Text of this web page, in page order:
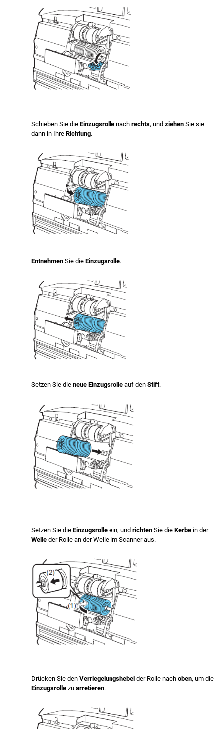
Schieben Sie dieEinzugsrollenachrechts, undziehenSie sie
dann in IhreRichtung.
EntnehmenSie dieEinzugsrolle.
Setzen Sie dieneue Einzugsrolleauf denStift.
Setzen Sie dieEinzugsrolleein, undrichtenSie dieKerbe in der
Welleder Rolle an der Welle im Scanner aus.
Drücken Sie denVerriegelungshebelder Rolle nachoben, um die
Einzugsrollezuarretieren.